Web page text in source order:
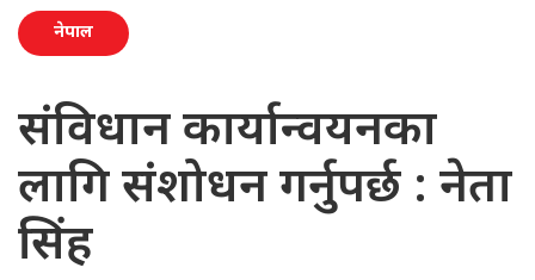
नेपाल
संविधान कार्यान्वयनका
लागि संशोधन गर्नुपर्छ : नेता
सिंह